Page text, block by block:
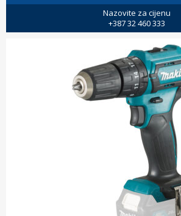
Nazovite za cijenu
+387 32 460 333